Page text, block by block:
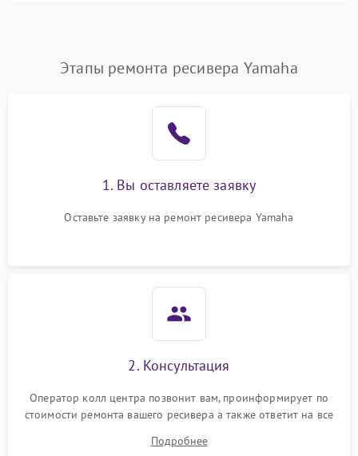
Этапы ремонта ресивера Yamaha
1. Вы оставляете заявку
Оставьте заявку на ремонт ресивера Yamaha
2. Консультация
Оператор колл центра позвонит вам, проинформирует по
стоимости ремонта вашего ресивера а также ответит на все
Подробнее